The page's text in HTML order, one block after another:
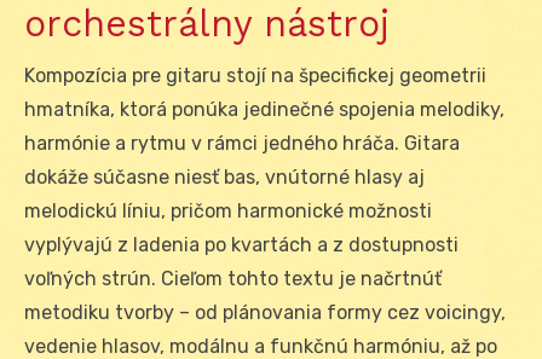
orchestrálny nástroj
Kompozícia pre gitaru stojí na špecifickej geometrii
hmatníka, ktorá ponúka jedinečné spojenia melodiky,
harmónie a rytmu v rámci jedného hráča. Gitara
dokáže súčasne niesť bas, vnútorné hlasy aj
melodickú líniu, pričom harmonické možnosti
vyplývajú z ladenia po kvartách a z dostupnosti
voľných strún. Cieľom tohto textu je načrtnúť
metodiku tvorby – od plánovania formy cez voicingy,
vedenie hlasov, modálnu a funkčnú harmóniu, až po